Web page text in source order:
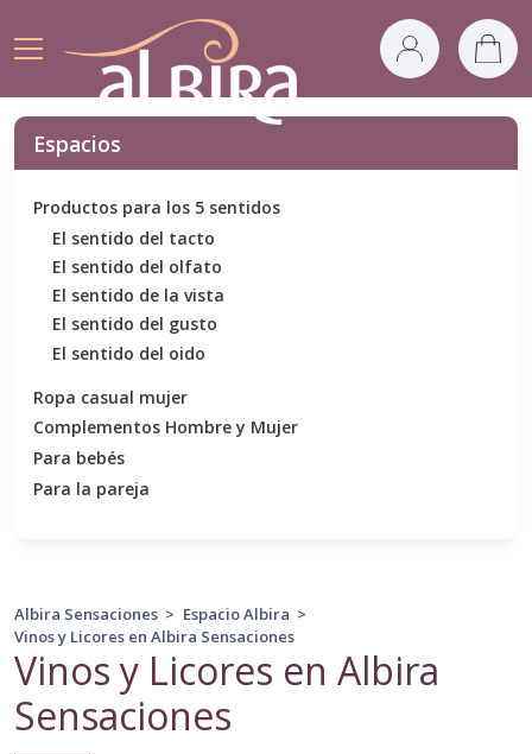
Albira Sensaciones > Espacio Albira >
Vinos y Licores en Albira Sensaciones
Vinos y Licores en Albira
Sensaciones
Espacios
Productos para los 5 sentidos
El sentido del tacto
El sentido del olfato
El sentido de la vista
El sentido del gusto
El sentido del oido
Ropa casual mujer
Complementos Hombre y Mujer
Para bebés
Para la pareja